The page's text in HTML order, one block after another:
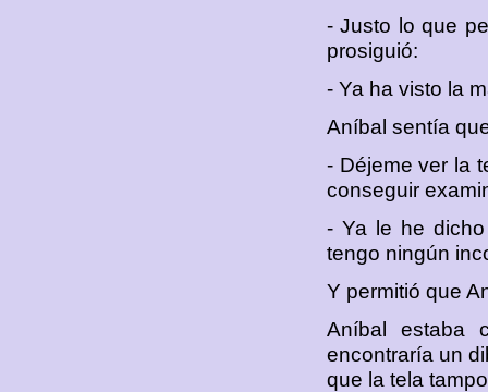
- Justo lo que
prosiguió:
- Ya ha visto la
Aníbal sentía
- Déjeme ver la
conseguir
- Ya le he
tengo ningún
Y permitió que
Aníbal estaba
encontraría un
que la tela